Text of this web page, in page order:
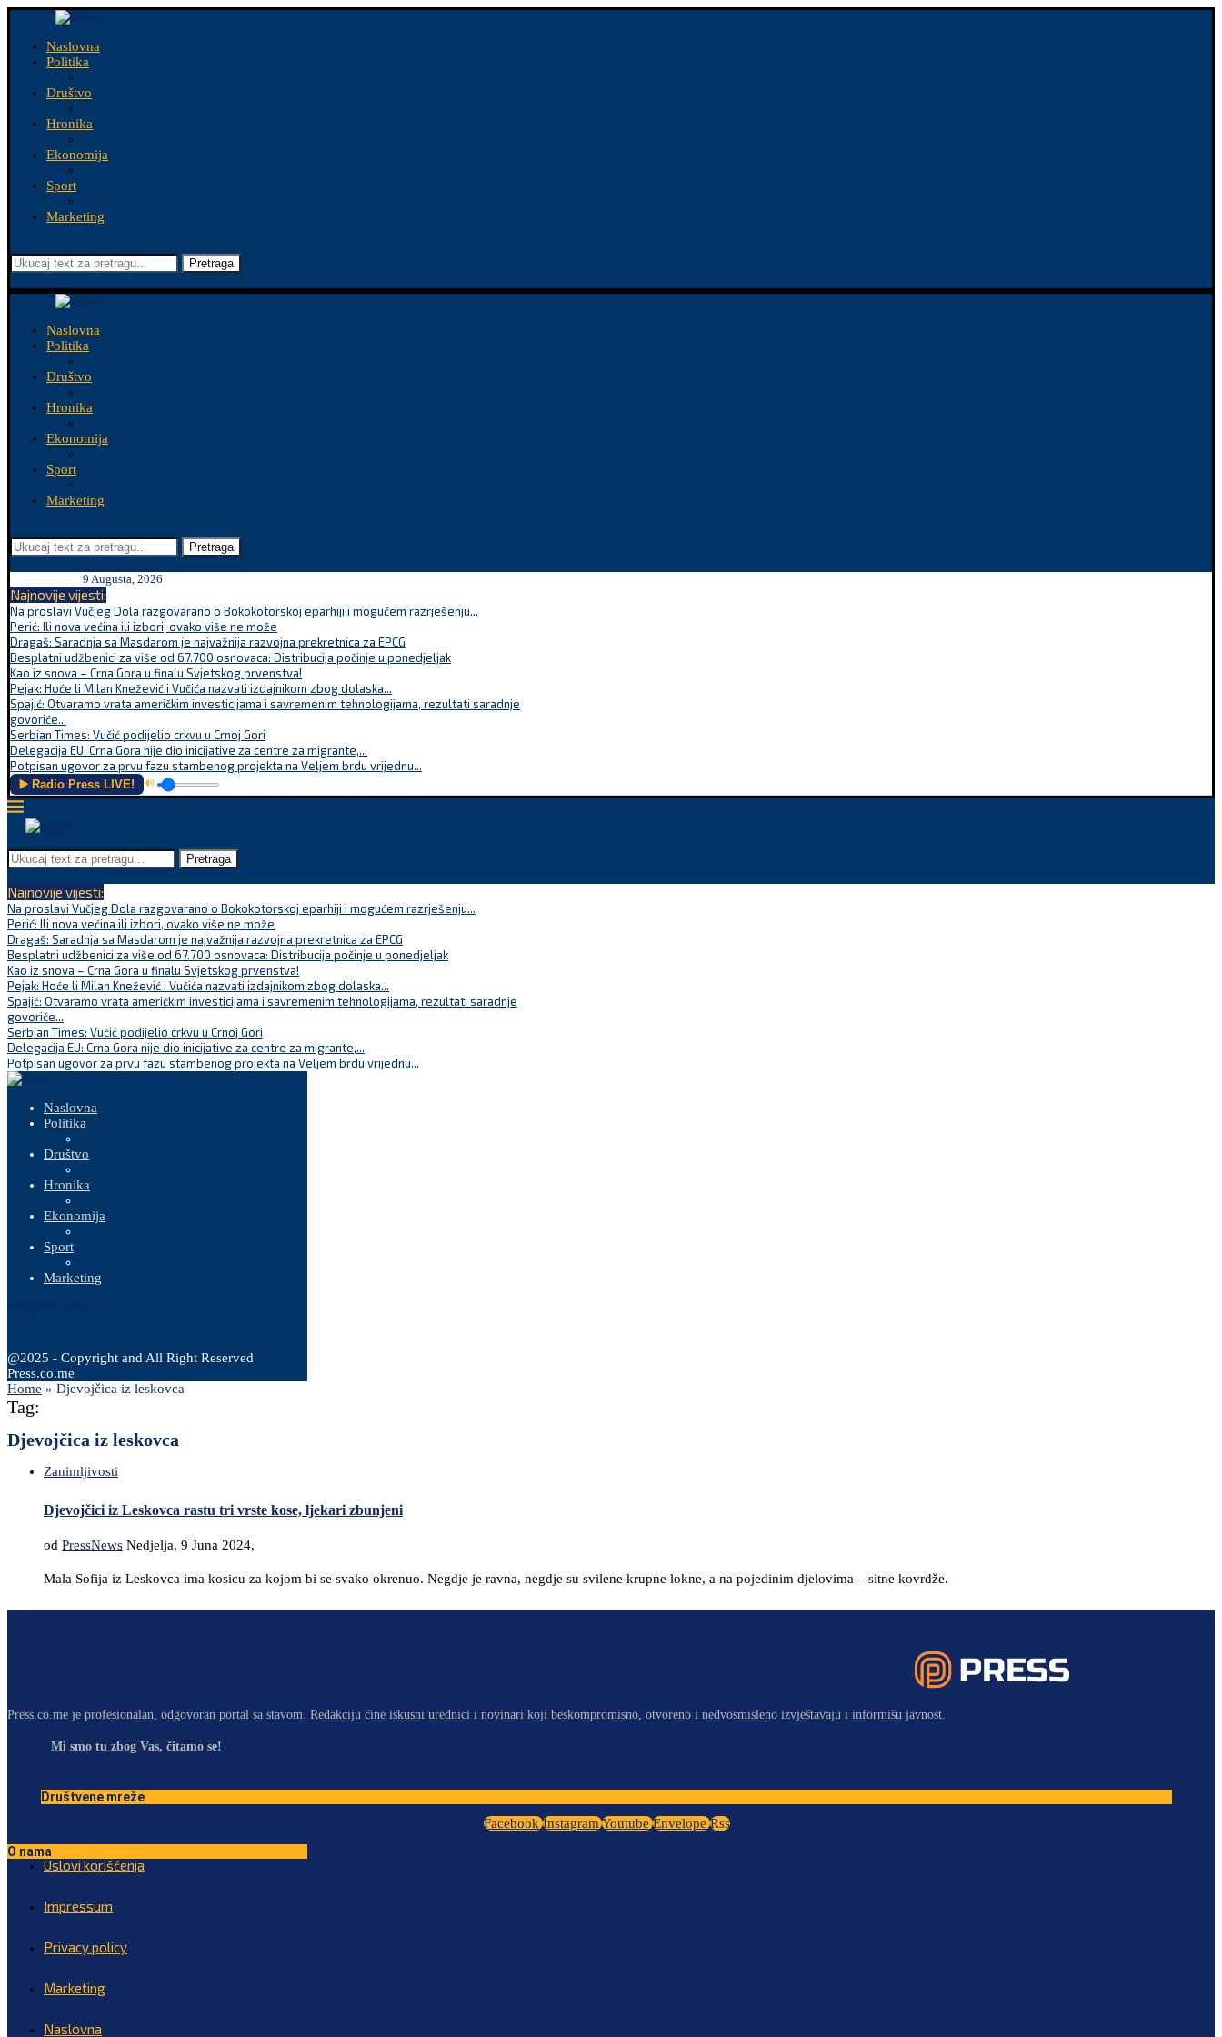
Naslovna
Politika
Društvo
Hronika
Ekonomija
Sport
Marketing
Pretraga
Naslovna
Politika
Društvo
Hronika
Ekonomija
Sport
Marketing
Pretraga
9 Augusta, 2026
Najnovije vijesti:
Na proslavi Vučjeg Dola razgovarano o Bokokotorskoj eparhiji i mogućem razrješenju...
Perić: Ili nova većina ili izbori, ovako više ne može
Dragaš: Saradnja sa Masdarom je najvažnija razvojna prekretnica za EPCG
Besplatni udžbenici za više od 67.700 osnovaca: Distribucija počinje u ponedjeljak
Kao iz snova – Crna Gora u finalu Svjetskog prvenstva!
Pejak: Hoće li Milan Knežević i Vučića nazvati izdajnikom zbog dolaska...
Spajić: Otvaramo vrata američkim investicijama i savremenim tehnologijama, rezultati saradnje
govoriće...
Serbian Times: Vučić podijelio crkvu u Crnoj Gori
Delegacija EU: Crna Gora nije dio inicijative za centre za migrante,...
Potpisan ugovor za prvu fazu stambenog projekta na Veljem brdu vrijednu...
▶️ Radio Press LIVE! 🔊
Pretraga
Najnovije vijesti:
Na proslavi Vučjeg Dola razgovarano o Bokokotorskoj eparhiji i mogućem razrješenju...
Perić: Ili nova većina ili izbori, ovako više ne može
Dragaš: Saradnja sa Masdarom je najvažnija razvojna prekretnica za EPCG
Besplatni udžbenici za više od 67.700 osnovaca: Distribucija počinje u ponedjeljak
Kao iz snova – Crna Gora u finalu Svjetskog prvenstva!
Pejak: Hoće li Milan Knežević i Vučića nazvati izdajnikom zbog dolaska...
Spajić: Otvaramo vrata američkim investicijama i savremenim tehnologijama, rezultati saradnje
govoriće...
Serbian Times: Vučić podijelio crkvu u Crnoj Gori
Delegacija EU: Crna Gora nije dio inicijative za centre za migrante,...
Potpisan ugovor za prvu fazu stambenog projekta na Veljem brdu vrijednu...
Naslovna
Politika
Društvo
Hronika
Ekonomija
Sport
Marketing
@2025 - Copyright and All Right Reserved
Press.co.me
Home » Djevojčica iz leskovca
Tag:
Djevojčica iz leskovca
Zanimljivosti
Djevojčici iz Leskovca rastu tri vrste kose, ljekari zbunjeni
od PressNews Nedjelja, 9 Juna 2024,
Mala Sofija iz Leskovca ima kosicu za kojom bi se svako okrenuo. Negdje je ravna, negdje su svilene krupne lokne, a na pojedinim djelovima – sitne kovrdže.
Press.co.me je profesionalan, odgovoran portal sa stavom. Redakciju čine iskusni urednici i novinari koji beskompromisno, otvoreno i nedvosmisleno izvještavaju i informišu javnost.
Mi smo tu zbog Vas, čitamo se!
Društvene mreže
Facebook Instagram Youtube Envelope Rss
O nama
Uslovi korišćenja
Impressum
Privacy policy
Marketing
Naslovna